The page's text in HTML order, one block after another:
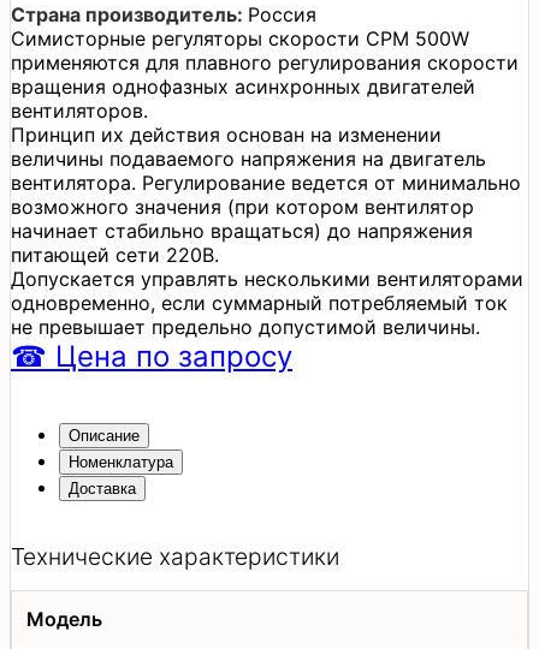
Страна производитель: Россия
Симисторные регуляторы скорости СРМ 500W
применяются для плавного регулирования скорости
вращения однофазных асинхронных двигателей
вентиляторов.
Принцип их действия основан на изменении
величины подаваемого напряжения на двигатель
вентилятора. Регулирование ведется от минимально
возможного значения (при котором вентилятор
начинает стабильно вращаться) до напряжения
питающей сети 220В.
Допускается управлять несколькими вентиляторами
одновременно, если суммарный потребляемый ток
не превышает предельно допустимой величины.
☎ Цена по запросу
Описание
Номенклатура
Доставка
Технические характеристики
Модель